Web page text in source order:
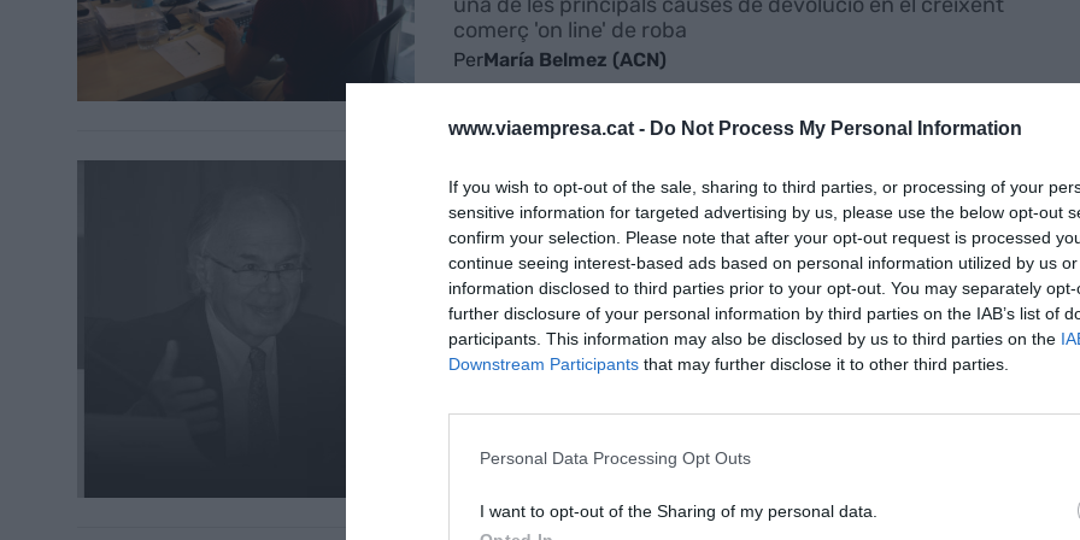
www.viaempresa.cat - Do Not Process My Personal Information
If you wish to opt-out of the sale, sharing to third parties, or processing of your
sensitive information for targeted advertising by us, please use the below opt-out
confirm your selection. Please note that after your opt-out request is processed
continue seeing interest-based ads based on personal information utilized by us
information disclosed to third parties prior to your opt-out. You may separately
further disclosure of your personal information by third parties on the IAB’s list of
participants. This information may also be disclosed by us to third parties on the
Downstream Participants that may further disclose it to other third parties.
Personal Data Processing Opt Outs
I want to opt-out of the Sharing of my personal data.
comerç 'on line' de roba
PerMaría Belmez (ACN)
Pere Oriol Costa forma periodistes viatgers
PerJosep Maria Casasús